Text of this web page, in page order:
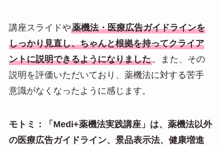
講座スライドや薬機法・医療広告ガイドラインを
しっかり見直し、ちゃんと根拠を持ってクライア
ントに説明できるようになりました。また、その
説明を評価いただいており、薬機法に対する苦手
意識がなくなったように感じます。
モトミ：「Medi+薬機法実践講座」は、薬機法以外
の医療広告ガイドライン、景品表示法、健康増進